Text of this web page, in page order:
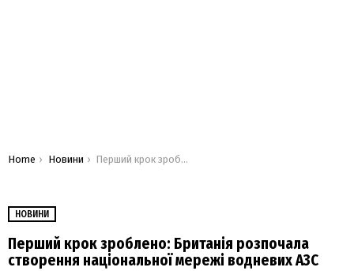
You are here:
Home Новини Перший крок зроблено: Британія розпочала створення національної мережі водневих АЗС
НОВИНИ
Перший крок зроблено: Британія розпочала
створення національної мережі водневих АЗС